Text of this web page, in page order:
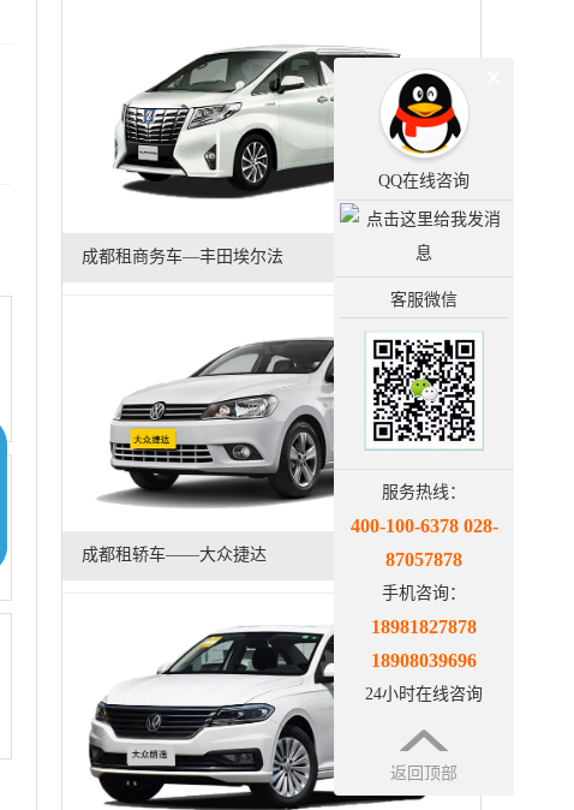
成都租商务车—丰田埃尔法
成都租轿车——大众捷达
QQ在线咨询
客服微信
服务热线：
400-100-6378 028-
87057878
手机咨询：
18981827878
18908039696
24小时在线咨询
返回顶部